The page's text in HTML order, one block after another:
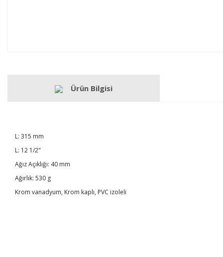
Ürün Bilgisi
L: 315 mm
L: 12 1/2"
Ağız Açıklığı: 40 mm
Ağırlık: 530 g
Krom vanadyum, Krom kaplı, PVC izoleli